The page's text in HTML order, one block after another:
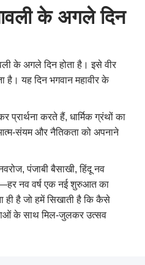
के अगले दिन
के अगले दिन होता है। इसे वीर
है। यह दिन भगवान महावीर के
प्रार्थना करते हैं, धार्मिक ग्रंथों का
संयम और नैतिकता को अपनाने
,पंजाबी बैसाखी,हिंदू नव
नव वर्ष एक नई शुरुआत का
ही है जो हमें सिखाती है कि कैसे
के साथ मिल-जुलकर उत्सव